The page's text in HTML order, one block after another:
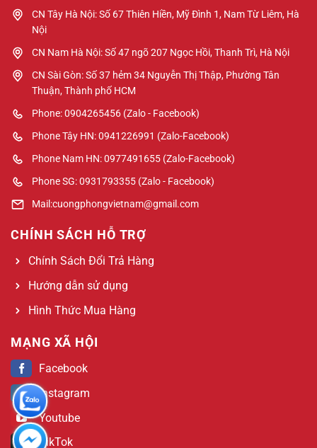
CN Tây Hà Nội: Số 67 Thiên Hiền, Mỹ Đình 1, Nam Từ Liêm, Hà
Nội
CN Nam Hà Nội: Số 47 ngõ 207 Ngọc Hồi, Thanh Trì, Hà Nội
CN Sài Gòn: Số 37 hẻm 34 Nguyễn Thị Thập, Phường Tân
Thuận, Thành phố HCM
Phone: 0904265456 (Zalo - Facebook)
Phone Tây HN: 0941226991 (Zalo-Facebook)
Phone Nam HN: 0977491655 (Zalo-Facebook)
Phone SG: 0931793355 (Zalo - Facebook)
Mail:cuongphongvietnam@gmail.com
CHÍNH SÁCH HỖ TRỢ
Chính Sách Đổi Trả Hàng
Hướng dẫn sử dụng
Hình Thức Mua Hàng
MẠNG XÃ HỘI
Facebook
Instagram
Youtube
TikTok